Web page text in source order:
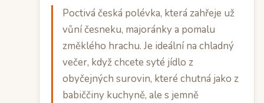
Poctivá česká polévka, která zahřeje už
vůní česneku, majoránky a pomalu
změklého hrachu. Je ideální na chladný
večer, když chcete syté jídlo z
obyčejných surovin, které chutná jako z
babiččiny kuchyně, ale s jemně